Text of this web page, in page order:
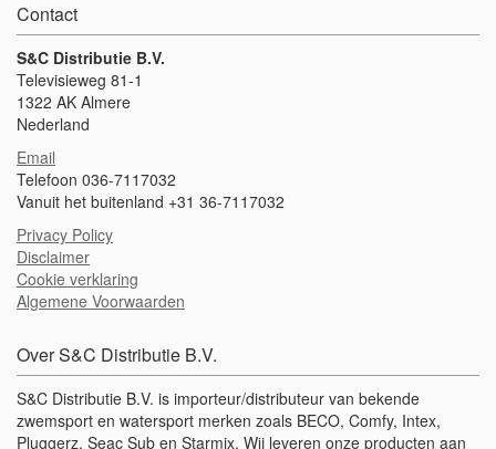
Contact
S&C Distributie B.V.
Televisieweg 81-1
1322 AK Almere
Nederland
Email
Telefoon 036-7117032
Vanuit het buitenland +31 36-7117032
Privacy Policy
Disclaimer
Cookie verklaring
Algemene Voorwaarden
Over S&C Distributie B.V.
S&C Distributie B.V. is importeur/distributeur van bekende
zwemsport en watersport merken zoals BECO, Comfy, Intex,
Pluggerz, Seac Sub en Starmix. Wij leveren onze producten aan